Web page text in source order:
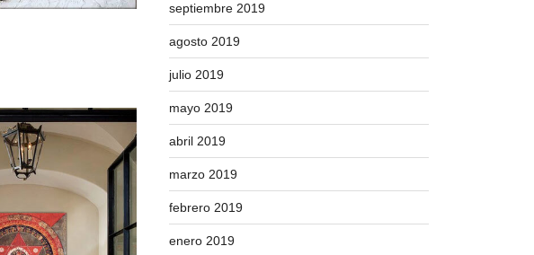
septiembre 2019
agosto 2019
julio 2019
mayo 2019
abril 2019
marzo 2019
febrero 2019
enero 2019